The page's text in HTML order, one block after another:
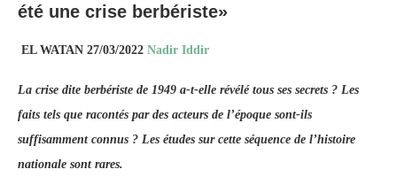
été une crise berbériste»
EL WATAN 27/03/2022 Nadir Iddir
La crise dite berbériste de 1949 a-t-elle révélé tous ses secrets ? Les
faits tels que racontés par des acteurs de l’époque sont-ils
suffisamment connus ? Les études sur cette séquence de l’histoire
nationale sont rares.